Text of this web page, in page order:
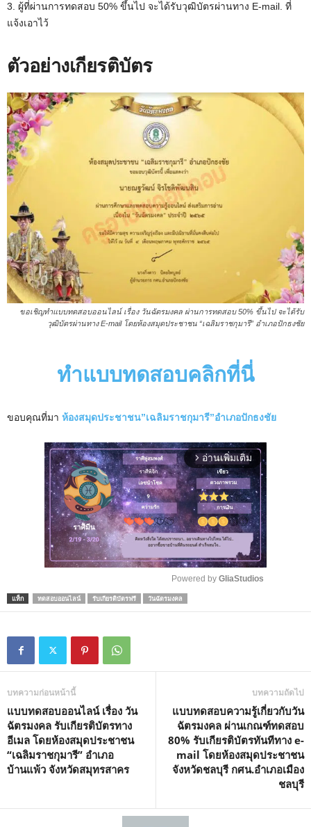
3. ผู้ที่ผ่านการทดสอบ 50% ขึ้นไป จะได้รับวุฒิบัตรผ่านทาง E-mail. ที่
แจ้งเอาไว้
ตัวอย่างเกียรติบัตร
ขอเชิญทำแบบทดสอบออนไลน์ เรื่อง วันฉัตรมงคล ผ่านการทดสอบ 50% ขึ้นไป จะได้รับ
วุฒิบัตรผ่านทาง E-mail โดยห้องสมุดประชาชน “เฉลิมราชกุมารี” อำเภอปักธงชัย
ทำแบบทดสอบคลิกที่นี่
ขอบคุณที่มา ห้องสมุดประชาชน”เฉลิมราชกุมารี”อำเภอปักธงชัย
arrow_forward_ios อ่านเพิ่มเติม
Powered by GliaStudios
แท็ก ทดสอบออนไลน์ รับเกียรติบัตรฟรี วันฉัตรมงคล
บทความก่อนหน้านี้
แบบทดสอบออนไลน์ เรื่อง วัน
ฉัตรมงคล รับเกียรติบัตรทาง
อีเมล โดยห้องสมุดประชาชน
“เฉลิมราชกุมารี” อำเภอ
บ้านแพ้ว จังหวัดสมุทรสาคร
บทความถัดไป
แบบทดสอบความรู้เกี่ยวกับวัน
ฉัตรมงคล ผ่านเกณฑ์ทดสอบ
80% รับเกียรติบัตรทันทีทาง e-
mail โดยห้องสมุดประชาชน
จังหวัดชลบุรี กศน.อำเภอเมือง
ชลบุรี